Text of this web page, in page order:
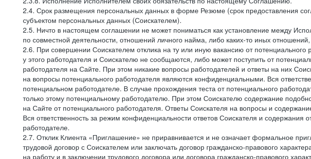
2.4. Срок размещения персональных данных в форме Резюме (срок предоставления
субъектом персональных данных (Соискателем).
2.5. Ничто в настоящем соглашении не может пониматься как установление между
по совместной деятельности, отношений личного найма, либо каких-то иных
2.6. При совершении Соискателем отклика на ту или иную вакансию от потенциального
у этого работодателя и Соискателю не сообщаются, либо может поступить от
работодателя на Сайте. При этом никакие вопросы работодателей и ответы на них
на вопросы потенциального работодателя являются конфиденциальными. Вся
потенциальном работодателе. В случае прохождения теста от потенциального
только этому потенциальному работодателю. При этом Соискателю содержание
на Сайте от потенциального работодателя. Ответы Соискателя на вопросы и
Вся ответственность за режим конфиденциальности ответов Соискателя и
работодателе.
2.7. Отклик Клиента «Приглашение» не приравнивается и не означает формальное
трудовой договор с Соискателем или заключать договор гражданско-правового
на работу и в заключении трудового договора или договора гражданско-правового